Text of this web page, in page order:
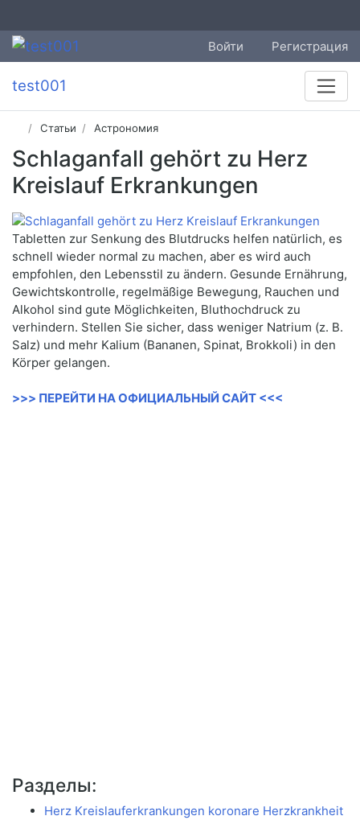
Войти Регистрация
test001
Статьи Астрономия
Schlaganfall gehört zu Herz
Kreislauf Erkrankungen
Tabletten zur Senkung des Blutdrucks helfen natürlich, es
schnell wieder normal zu machen, aber es wird auch
empfohlen, den Lebensstil zu ändern. Gesunde Ernährung,
Gewichtskontrolle, regelmäßige Bewegung, Rauchen und
Alkohol sind gute Möglichkeiten, Bluthochdruck zu
verhindern. Stellen Sie sicher, dass weniger Natrium (z. B.
Salz) und mehr Kalium (Bananen, Spinat, Brokkoli) in den
Körper gelangen.
>>> ПЕРЕЙТИ НА ОФИЦИАЛЬНЫЙ САЙТ <<<
Разделы:
Herz Kreislauferkrankungen koronare Herzkrankheit